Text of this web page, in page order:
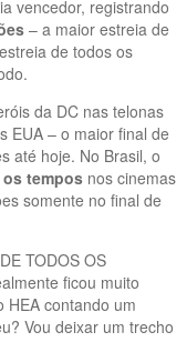
vencedor, registrando
– a maior estreia de
de todos os
da DC nas telonas
EUA – o maior final de
até hoje. No Brasil, o
tempos nos cinemas
somente no final de
TODOS OS
ficou muito
HEA contando um
Vou deixar um trecho